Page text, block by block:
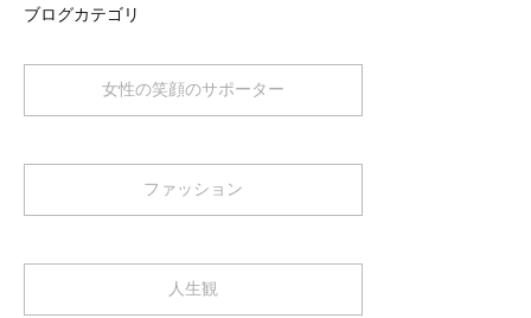
ブログカテゴリ
女性の笑顔のサポーター
ファッション
人生観